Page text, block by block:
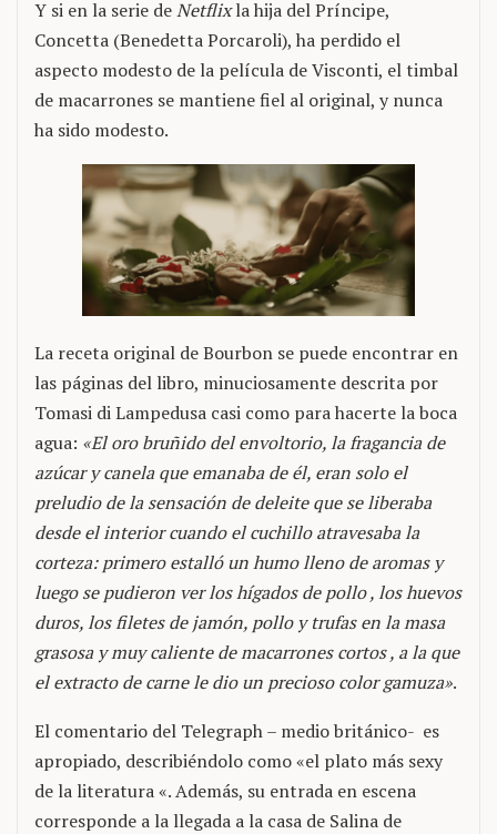
Y si en la serie deNetflixla hija del Príncipe,
Concetta (Benedetta Porcaroli), ha perdido el
aspecto modesto de la película de Visconti, el timbal
de macarrones se mantiene fiel al original, y nunca
ha sido modesto.
La receta original de Bourbon se puede encontrar en
las páginas del libro, minuciosamente descrita por
Tomasi di Lampedusa casi como para hacerte la boca
agua: «El oro bruñido del envoltorio, la fragancia de
azúcar y canela que emanaba de él, eran solo el
preludio de la sensación de deleite que se liberaba
desde el interior cuando el cuchillo atravesaba la
corteza: primero estalló un humo lleno de aromas y
luego se pudieron ver los hígados de pollo , los huevos
duros, los filetes de jamón, pollo y trufas en la masa
grasosa y muy caliente de macarrones cortos , a la que
el extracto de carne le dio un precioso color gamuza».
El comentario del Telegraph – medio británico- es
apropiado, describiéndolo como «el plato más sexy
de la literatura «. Además, su entrada en escena
corresponde a la llegada a la casa de Salina de